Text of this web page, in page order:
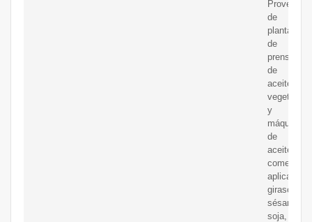
Proveedor
de
plantas
de
prensado
de
aceite
vegetal
y
máquinas
de
aceite
aplicación:
girasol,
sésamo,
soja,